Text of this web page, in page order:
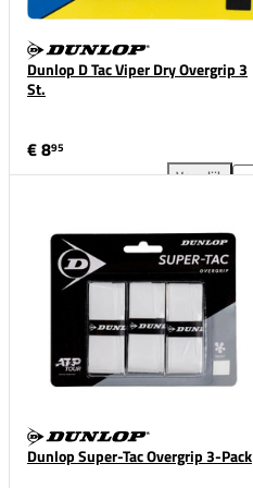
Dunlop D Tac Viper Dry Overgrip 3
St.
€ 895
Vergelijk
Dunlop Super-Tac Overgrip 3-Pack